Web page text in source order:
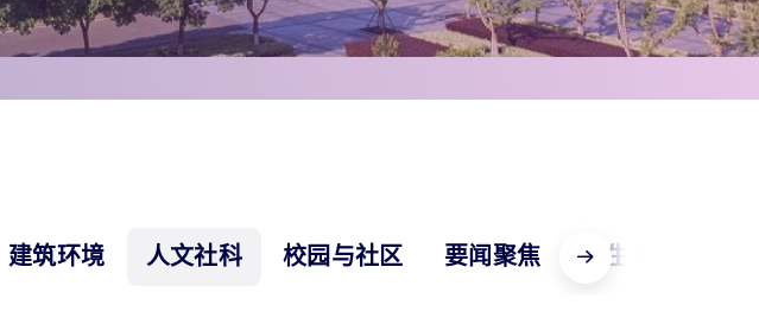
建筑环境 人文社科 校园与社区 要闻聚焦 招生专区